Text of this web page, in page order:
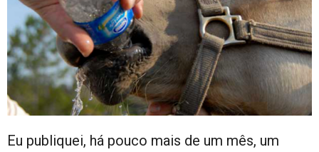
Eu publiquei, há pouco mais de um mês, um